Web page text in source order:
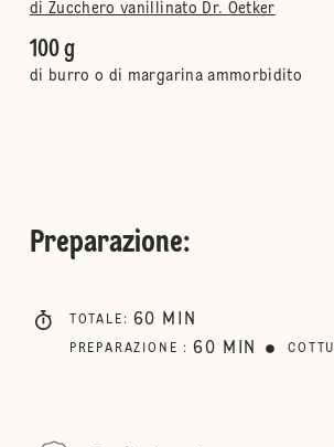
di Zucchero vanillinato Dr. Oetker
100 g
di burro o di margarina ammorbidito
Preparazione:
TOTALE : 60 MIN
PREPARAZIONE : 60 MIN